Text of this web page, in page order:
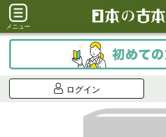
メニュー
ログイン